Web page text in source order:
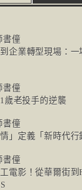
書僮
企業轉型現場：一
書僮
歲老投手的逆襲
書僮
」定義「新時代行
書僮
電影！從華爾街到